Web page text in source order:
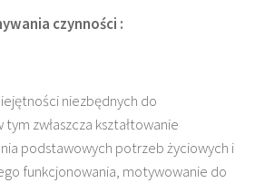
czynności :
niezbędnych do
zwłaszcza kształtowanie
podstawowych potrzeb życiowych i
funkcjonowania, motywowanie do